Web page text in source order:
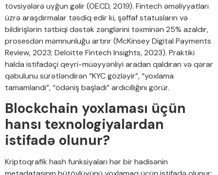
tövsiyələrə uyğun gəlir (OECD, 2019). Fintech əməliyyatları
üzrə araşdırmalar təsdiq edir ki, şəffaf statusların və
bildirişlərin tətbiqi dəstək zənglərini təxminən 25% azaldır,
prosesdən məmnunluğu artırır (McKinsey Digital Payments
Review, 2023; Deloitte Fintech Insights, 2023). Praktiki
halda istifadəçi qeyri-müəyyənliyi aradan qaldıran və qərar
qəbulunu sürətləndirən “KYC gözləyir”, “yoxlama
tamamlandı”, “ödəniş başladı” ardıcıllığını görür.
Blockchain yoxlaması üçün
hansı texnologiyalardan
istifadə olunur?
Kriptoqrafik hash funksiyaları hər bir hadisənin